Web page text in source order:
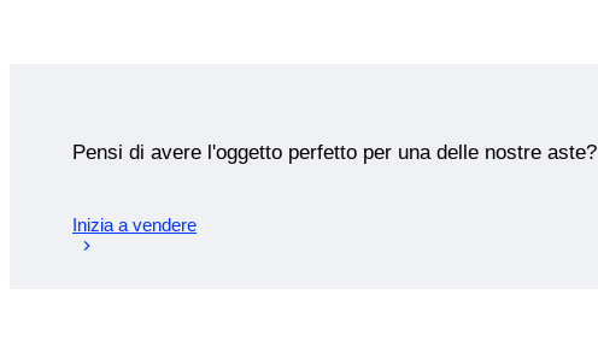
Pensi di avere l'oggetto perfetto per una delle nostre aste?
Inizia a vendere